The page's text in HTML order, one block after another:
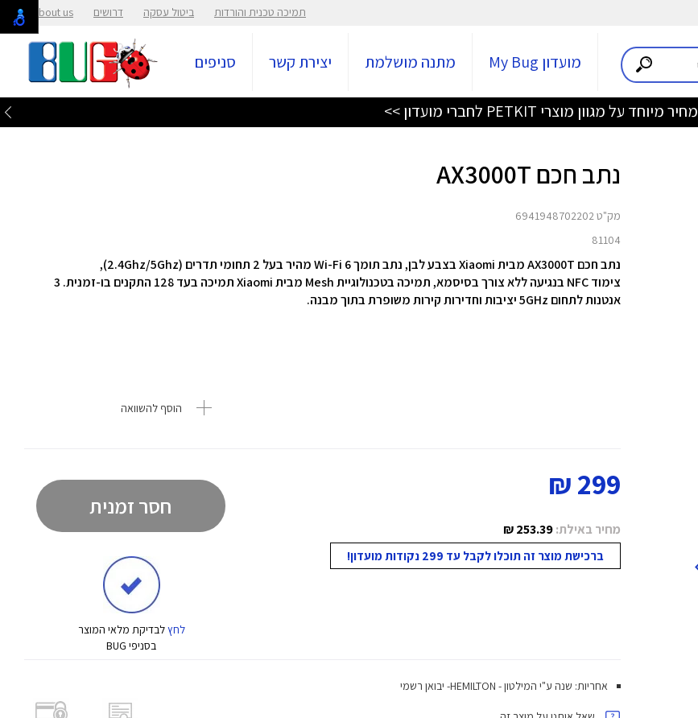
תמיכה טכנית והורדות ביטול עסקה דרושים About us
מועדון My Bug מתנה מושלמת יצירת קשר סניפים
מחיר מיוחד על מגוון מוצרי PETKIT לחברי מועדון >>
נתב חכם AX3000T
מק"ט 6941948702202
81104
נתב חכם AX3000T מבית Xiaomi בצבע לבן, נתב תומך Wi-Fi 6 מהיר בעל 2 תחומי תדרים (2.4Ghz/5Ghz),
צימוד NFC בנגיעה ללא צורך בסיסמא, תמיכה בטכנולוגיית Mesh מבית Xiaomi תמיכה בעד 128 התקנים בו-זמנית. 3
אנטנות לתחום 5GHz יציבות וחדירות קירות משופרת בתוך מבנה.
הוסף להשוואה
299 ₪
מחיר באילת:253.39 ₪
ברכישת מוצר זה תוכלו לקבל עד 299 נקודות מועדון!
חסר זמנית
לחץלבדיקת מלאי המוצר
בסניפי BUG
אחריות: שנה ע"י המילטון - HEMILTON- יבואן רשמי